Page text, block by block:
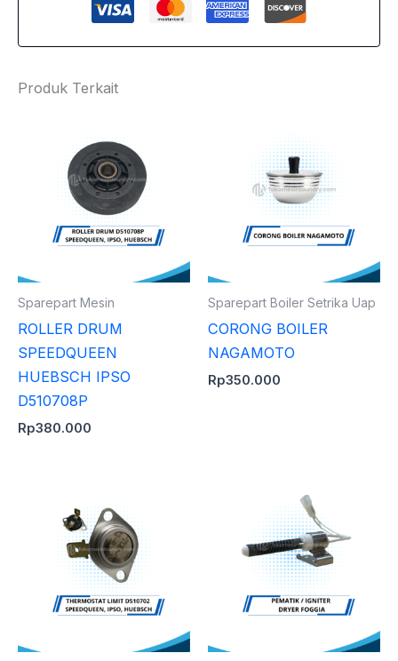
Produk Terkait
Sparepart Mesin
ROLLER DRUM
SPEEDQUEEN
HUEBSCH IPSO
D510708P
Rp380.000
Sparepart Boiler Setrika Uap
CORONG BOILER
NAGAMOTO
Rp350.000